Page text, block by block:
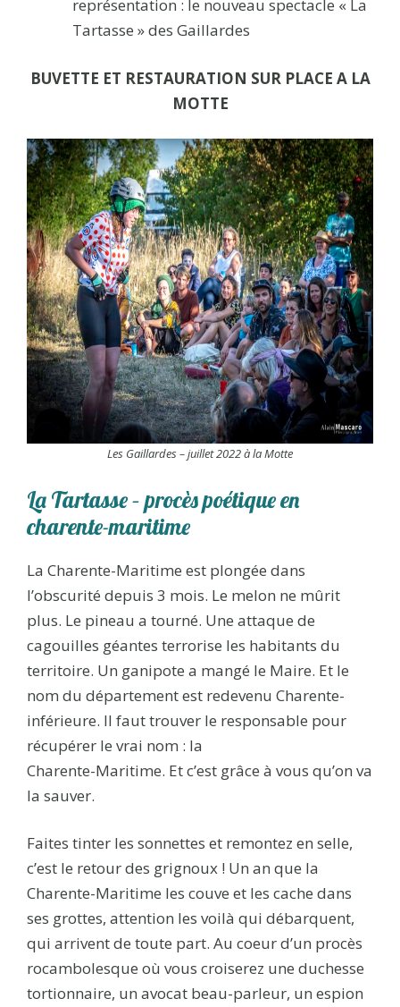
représentation : le nouveau spectacle « La
Tartasse » des Gaillardes
BUVETTE ET RESTAURATION SUR PLACE A LA
MOTTE
Les Gaillardes – juillet 2022 à la Motte
La Tartasse – procès poétique en
charente-maritime
La Charente-Maritime est plongée dans
l’obscurité depuis 3 mois. Le melon ne mûrit
plus. Le pineau a tourné. Une attaque de
cagouilles géantes terrorise les habitants du
territoire. Un ganipote a mangé le Maire. Et le
nom du département est redevenu Charente-
inférieure. Il faut trouver le responsable pour
récupérer le vrai nom : la
Charente-Maritime. Et c’est grâce à vous qu’on va
la sauver.
Faites tinter les sonnettes et remontez en selle,
c’est le retour des grignoux ! Un an que la
Charente-Maritime les couve et les cache dans
ses grottes, attention les voilà qui débarquent,
qui arrivent de toute part. Au coeur d’un procès
rocambolesque où vous croiserez une duchesse
tortionnaire, un avocat beau-parleur, un espion